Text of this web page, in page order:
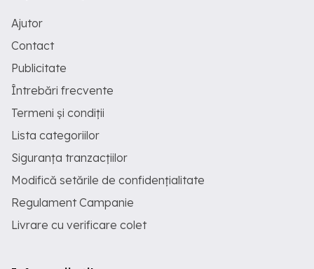
Ajutor
Contact
Publicitate
Întrebări frecvente
Termeni și condiții
Lista categoriilor
Siguranța tranzacțiilor
Modifică setările de confidențialitate
Regulament Campanie
Livrare cu verificare colet